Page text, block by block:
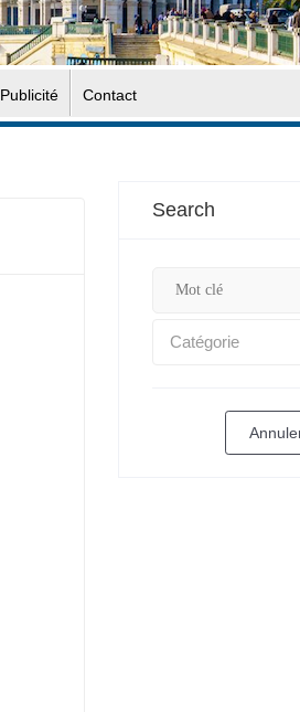
Publicité Contact
Search
Catégorie